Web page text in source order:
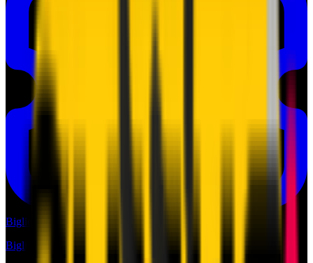
Biglietti
Biglietti